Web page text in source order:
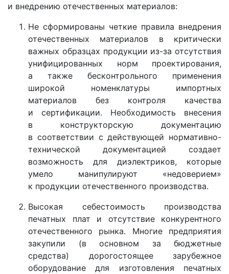
и внедрению отечественных материалов:
Не сформированы четкие правила внедрения
отечественных материалов в критически
важных образцах продукции из-за отсутствия
унифицированных норм проектирования,
а также бесконтрольного применения
широкой номенклатуры импортных
материалов без контроля качества
и сертификации. Необходимость внесения
в конструкторскую документацию
в соответствии с действующей нормативно-
технической документацией создает
возможность для диэлектриков, которые
умело манипулируют «недоверием»
к продукции отечественного производства.
Высокая себестоимость производства
печатных плат и отсутствие конкурентного
отечественного рынка. Многие предприятия
закупили (в основном за бюджетные
средства) дорогостоящее зарубежное
оборудование для изготовления печатных